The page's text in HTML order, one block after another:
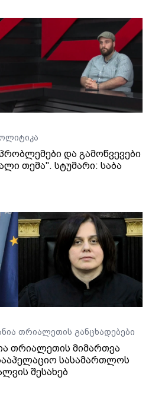
და გამოწვევები
თემა". სტუმარი: საბა
თრიალეთის განცხადებები
თრიალეთის მიმართვა
სასამართლოს
შესახებ